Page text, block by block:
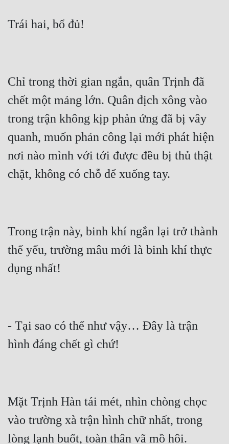
Chỉ trong thời gian ngắn, quân Trịnh đã
chết một mảng lớn. Quân địch xông vào
trong trận không kịp phản ứng đã bị vây
quanh, muốn phản công lại mới phát hiện
nơi nào mình với tới được đều bị thủ thật
Trong trận này, binh khí ngắn lại trở thành
thế yếu, trường mâu mới là binh khí thực
- Tại sao có thể như vậy… Đây là trận
Mặt Trịnh Hàn tái mét, nhìn chòng chọc
vào trường xà trận hình chữ nhất, trong